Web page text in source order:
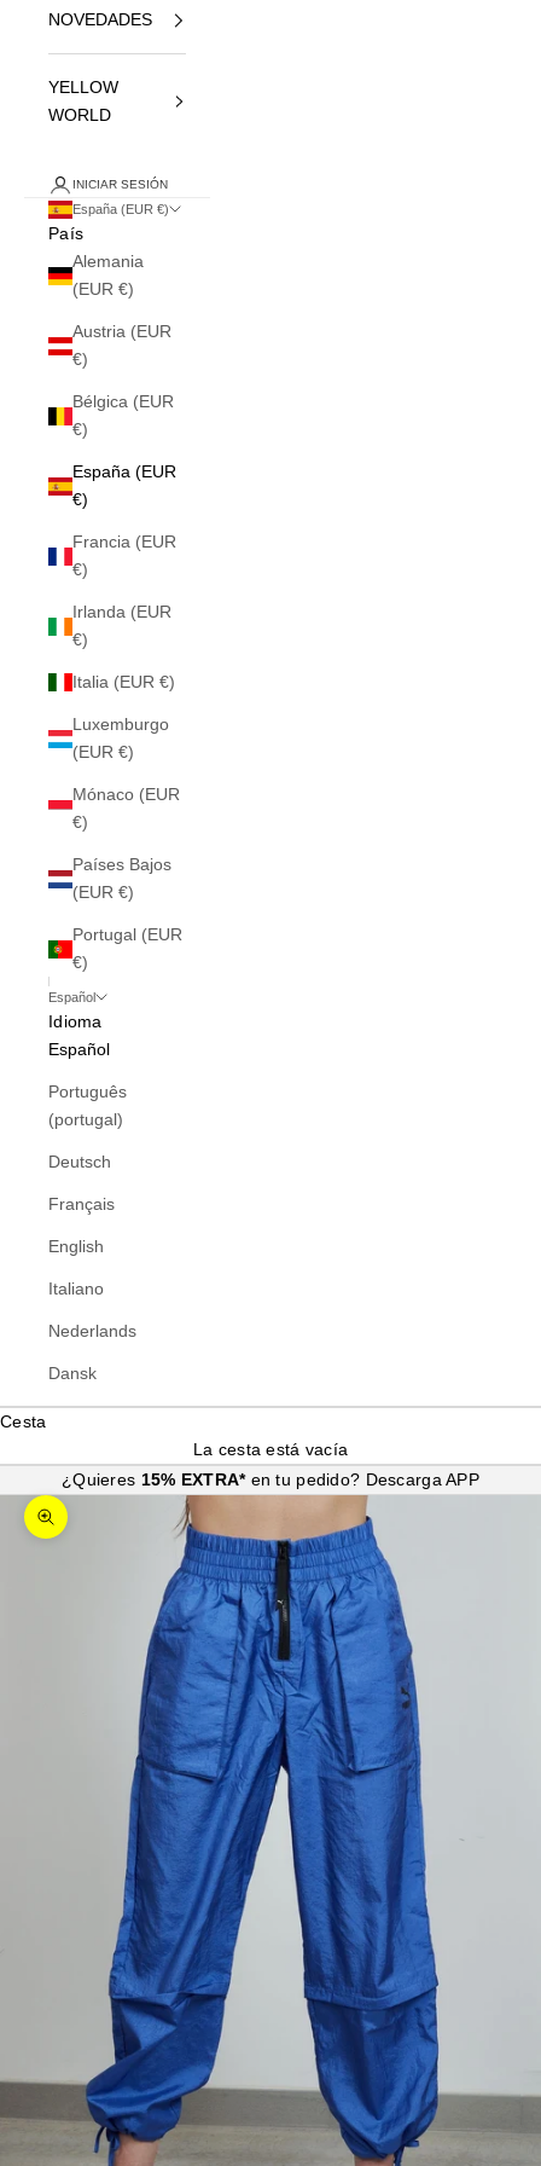
NOVEDADES
YELLOW
WORLD
INICIAR SESIÓN
España (EUR €)
País
Alemania
(EUR €)
Austria (EUR
€)
Bélgica (EUR
€)
España (EUR
€)
Francia (EUR
€)
Irlanda (EUR
€)
Italia (EUR €)
Luxemburgo
(EUR €)
Mónaco (EUR
€)
Países Bajos
(EUR €)
Portugal (EUR
€)
Español
Idioma
Español
Português
(portugal)
Deutsch
Français
English
Italiano
Nederlands
Dansk
Cesta
La cesta está vacía
¿Quieres 15% EXTRA* en tu pedido? Descarga APP
Zoom